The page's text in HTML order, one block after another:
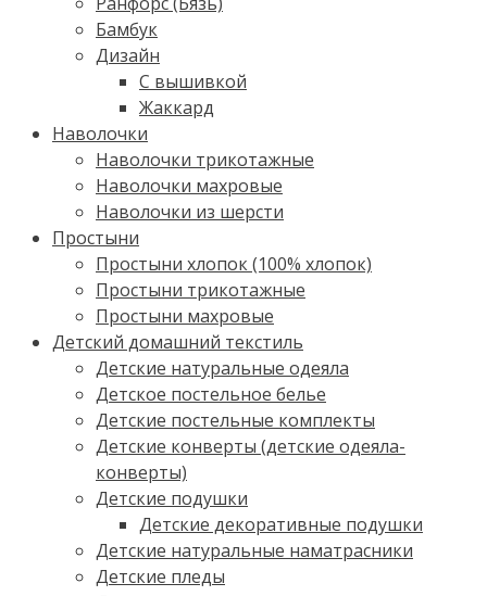
Бамбук
Дизайн
С вышивкой
Жаккард
Наволочки
Наволочки трикотажные
Наволочки махровые
Наволочки из шерсти
Простыни
Простыни хлопок (100% хлопок)
Простыни трикотажные
Простыни махровые
Детский домашний текстиль
Детские натуральные одеяла
Детское постельное белье
Детские постельные комплекты
Детские конверты (детские одеяла-
конверты)
Детские подушки
Детские декоративные подушки
Детские натуральные наматрасники
Детские пледы